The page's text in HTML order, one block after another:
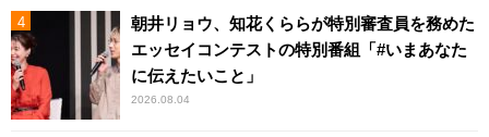
朝井リョウ、知花くららが特別審査員を務めた
エッセイコンテストの特別番組「#いまあなた
に伝えたいこと」
2026.08.04